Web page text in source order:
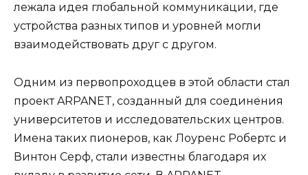
лежала идея глобальной коммуникации, где
устройства разных типов и уровней могли
взаимодействовать друг с другом.
Одним из первопроходцев в этой области стал
проект ARPANET, созданный для соединения
университетов и исследовательских центров.
Имена таких пионеров, как Лоуренс Робертс и
Винтон Серф, стали известны благодаря их